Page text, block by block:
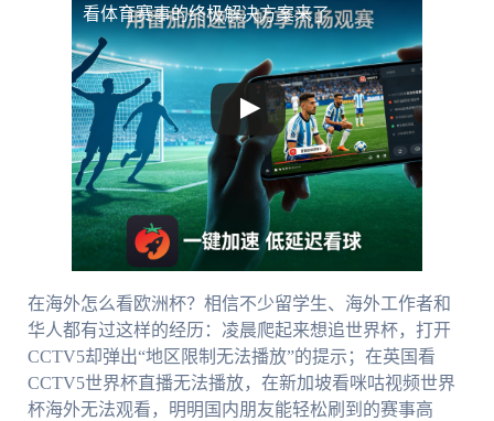
看体育赛事的终极解决方案来了
在海外怎么看欧洲杯？相信不少留学生、海外工作者和
华人都有过这样的经历：凌晨爬起来想追世界杯，打开
CCTV5却弹出“地区限制无法播放”的提示；在英国看
CCTV5世界杯直播无法播放，在新加坡看咪咕视频世界
杯海外无法观看，明明国内朋友能轻松刷到的赛事高